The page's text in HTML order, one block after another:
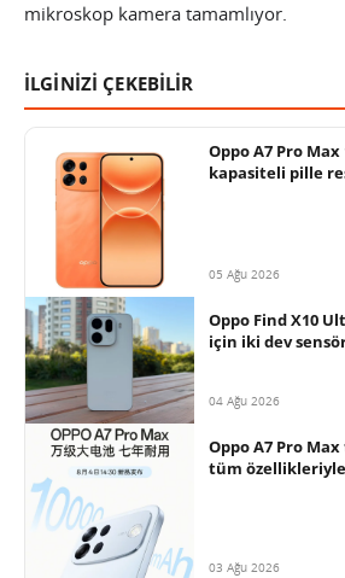
mikroskop kamera tamamlıyor.
İLGİNİZİ ÇEKEBİLİR
Oppo A7 Pro Max
kapasiteli pille
05 Ağu 2026
Oppo Find X10
için iki dev
04 Ağu 2026
Oppo A7 Pro
tüm özellikleriyle
03 Ağu 2026